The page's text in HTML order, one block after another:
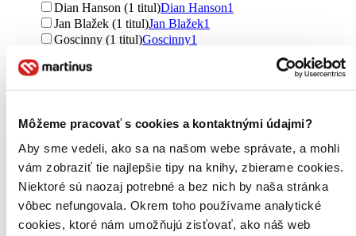
Môžeme pracovať s cookies a kontaktnými údajmi?
Aby sme vedeli, ako sa na našom webe správate, a mohli
vám zobraziť tie najlepšie tipy na knihy, zbierame cookies.
Niektoré sú naozaj potrebné a bez nich by naša stránka
vôbec nefungovala. Okrem toho používame analytické
cookies, ktoré nám umožňujú zisťovať, ako náš web
Dian Hanson (1 titul)Dian Hanson1
Jan Blažek (1 titul)Jan Blažek1
Goscinny (1 titul)Goscinny1
Joana Torres (1 titul)
Wilhelm Busch (1 titul)Wilhelm Busch1
Ďalšie možnosti
Vydavateľstvo
Kazé Manga (16 titulov)Kazé Manga 16
Egmont Books (12 titulov) Egmont Books
12
Carlsen Verlag (12 titulov)
Carlsen Verlag
Panini Books (9 titulov)Panini Books9
Cross Cult (7 titulov)Cross Cult7